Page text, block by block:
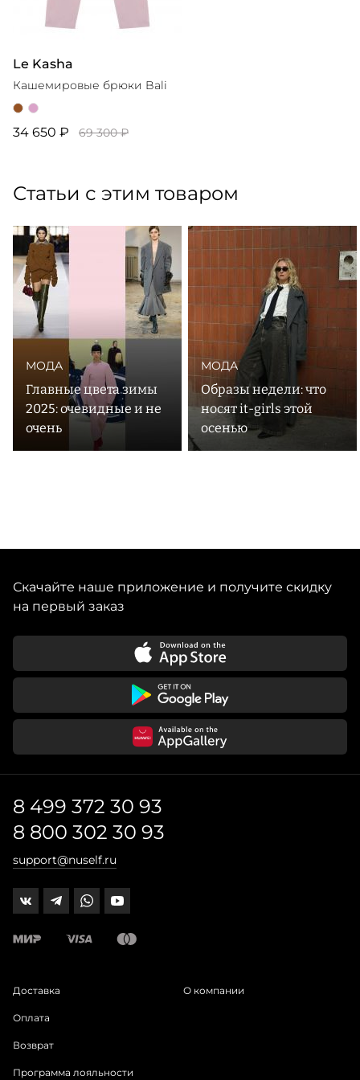
Le Kasha
Кашемировые брюки Bali
34 650 ₽ 69 300 ₽
Статьи с этим товаром
МОДА
Главные цвета зимы
2025: очевидные и не
очень
МОДА
Образы недели: что
носят it-girls этой
осенью
Скачайте наше приложение и получите скидку
на первый заказ
8 499 372 30 93
8 800 302 30 93
support@nuself.ru
Доставка
Оплата
Возврат
Программа лояльности
О компании